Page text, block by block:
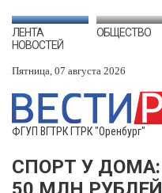
ЛЕНТА
НОВОСТЕЙ
ОБЩЕСТВО
Пятница, 07 августа 2026
ФГУП ВГТРК ГТРК "Оренбург"
СПОРТ У